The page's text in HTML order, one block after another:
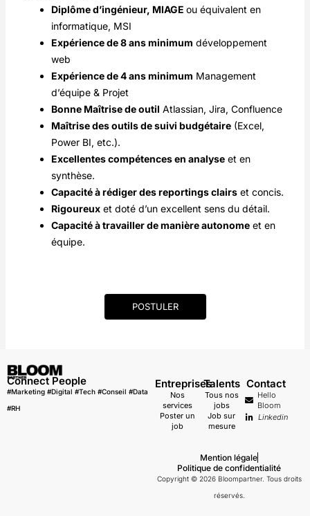
Diplôme d’ingénieur, MIAGEou équivalent en
informatique, MSI
Expérience de 8 ans minimum développement
web
Expérience de 4 ans minimum Management
d’équipe & Projet
Bonne Maîtrise de outil Atlassian, Jira, Confluence
Maîtrise des outils de suivi budgétaire (Excel,
Power BI, etc.).
Excellentes compétences en analyse et en
synthèse.
Capacité à rédiger des reportings clairs et concis.
Rigoureux et doté d’un excellent sens du détail.
Capacité à travailler de manière autonome et en
équipe.
POSTULER
Connect People
#Marketing #Digital #Tech #Conseil #Data
#RH
Entreprises
Nos
services
Poster un
job
Talents
Tous nos
jobs
Job sur
mesure
Contact
Hello
Bloom
Linkedin
Mention légale
Politique de confidentialité
Copyright © 2026 Bloompartner. Tous droits
réservés.